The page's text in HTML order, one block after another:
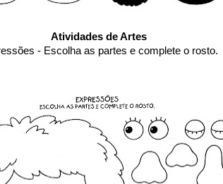
Atividades de Artes
- Escolha as partes e complete o rosto.